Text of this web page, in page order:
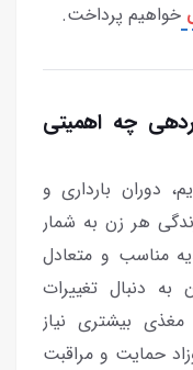
خواهیم پرداخت.
چه اهمیتی
دوران بارداری و
هر زن به شمار
مناسب و متعادل
دنبال تغییرات
مغذی بیشتری نیاز
حمایت و مراقبت